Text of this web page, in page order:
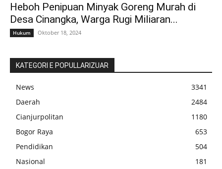
Heboh Penipuan Minyak Goreng Murah di
Desa Cinangka, Warga Rugi Miliaran...
Hukum Oktober 18, 2024
KATEGORI E POPULLARIZUAR
News
3341
Daerah
2484
Cianjurpolitan
1180
Bogor Raya
653
Pendidikan
504
Nasional
181